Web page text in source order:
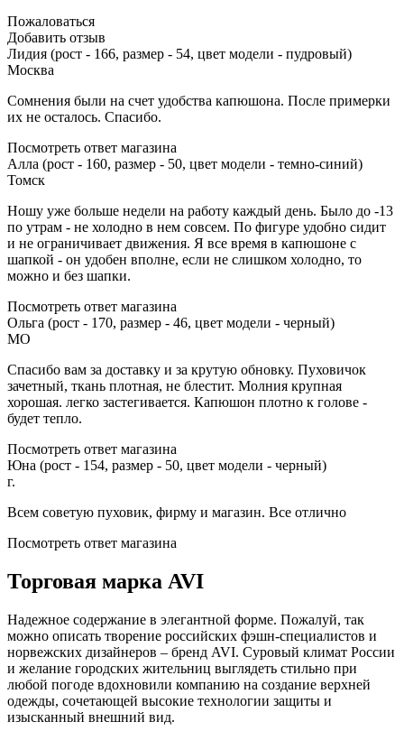
Пожаловаться
Добавить отзыв
Лидия (рост - 166, размер - 54, цвет модели - пудровый)
Москва
Сомнения были на счет удобства капюшона. После примерки
их не осталось. Спасибо.
Посмотреть ответ магазина
Алла (рост - 160, размер - 50, цвет модели - темно-синий)
Томск
Ношу уже больше недели на работу каждый день. Было до -13
по утрам - не холодно в нем совсем. По фигуре удобно сидит
и не ограничивает движения. Я все время в капюшоне с
шапкой - он удобен вполне, если не слишком холодно, то
можно и без шапки.
Посмотреть ответ магазина
Ольга (рост - 170, размер - 46, цвет модели - черный)
МО
Спасибо вам за доставку и за крутую обновку. Пуховичок
зачетный, ткань плотная, не блестит. Молния крупная
хорошая. легко застегивается. Капюшон плотно к голове -
будет тепло.
Посмотреть ответ магазина
Юна (рост - 154, размер - 50, цвет модели - черный)
г.
Всем советую пуховик, фирму и магазин. Все отлично
Посмотреть ответ магазина
Торговая марка AVI
Надежное содержание в элегантной форме. Пожалуй, так
можно описать творение российских фэшн-специалистов и
норвежских дизайнеров – бренд AVI. Суровый климат России
и желание городских жительниц выглядеть стильно при
любой погоде вдохновили компанию на создание верхней
одежды, сочетающей высокие технологии защиты и
изысканный внешний вид.